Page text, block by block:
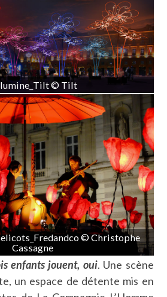
© Tilt
© Christophe
Cassagne
enfants jouent, oui. Une scène
un espace de détente mis en